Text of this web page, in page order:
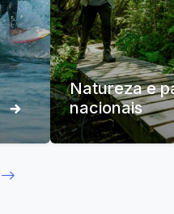
Natureza e
nacionais